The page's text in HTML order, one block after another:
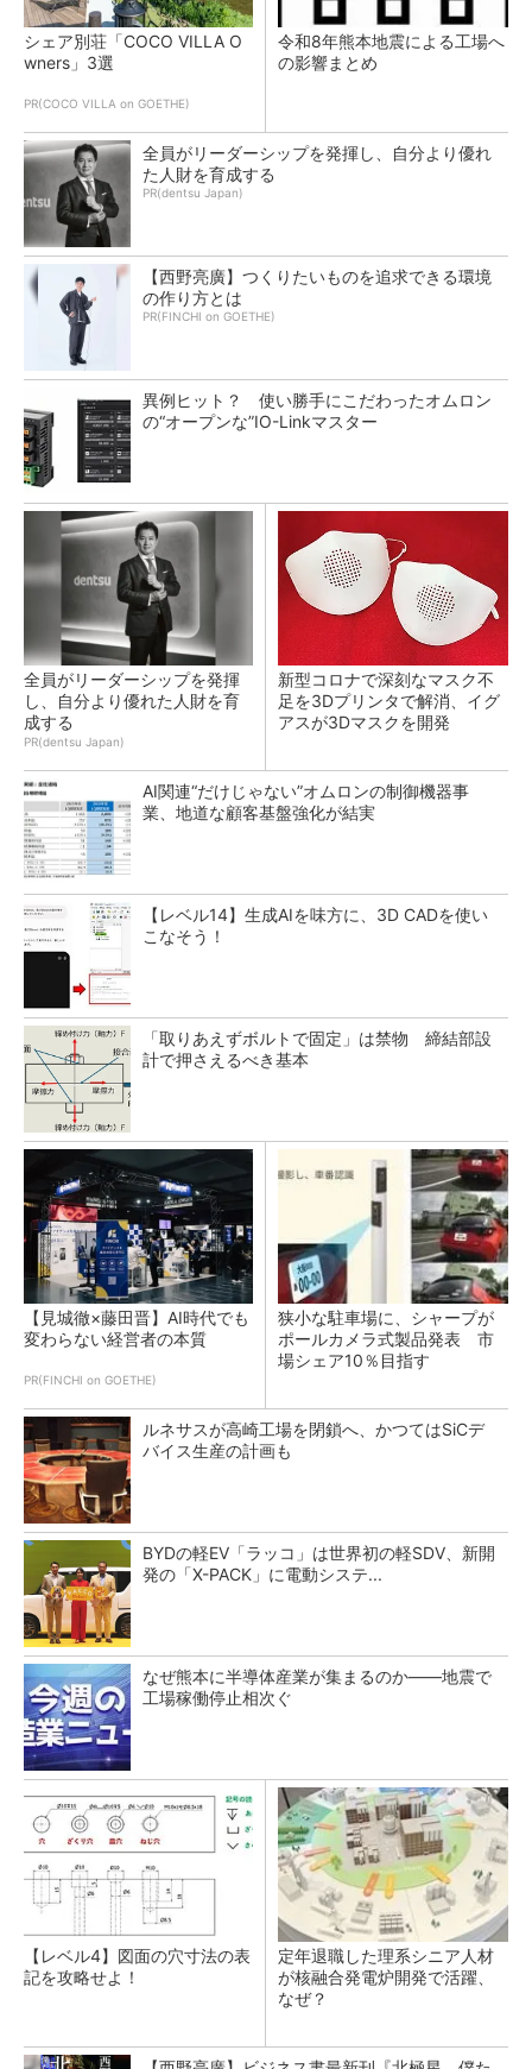
シェア別荘「COCO VILLA O
wners」3選
PR(COCO VILLA on GOETHE)
令和8年熊本地震による工場へ
の影響まとめ
全員がリーダーシップを発揮し、自分より優れ
た人財を育成する
PR(dentsu Japan)
【西野亮廣】つくりたいものを追求できる環境
の作り方とは
PR(FINCHI on GOETHE)
異例ヒット？ 使い勝手にこだわったオムロン
の“オープンな”IO-Linkマスター
全員がリーダーシップを発揮
し、自分より優れた人財を育
成する
PR(dentsu Japan)
新型コロナで深刻なマスク不
足を3Dプリンタで解消、イグ
アスが3Dマスクを開発
AI関連“だけじゃない”オムロンの制御機器事
業、地道な顧客基盤強化が結実
【レベル14】生成AIを味方に、3D CADを使い
こなそう！
「取りあえずボルトで固定」は禁物 締結部設
計で押さえるべき基本
【見城徹×藤田晋】AI時代でも
変わらない経営者の本質
PR(FINCHI on GOETHE)
狭小な駐車場に、シャープが
ポールカメラ式製品発表 市
場シェア10％目指す
ルネサスが高崎工場を閉鎖へ、かつてはSiCデ
バイス生産の計画も
BYDの軽EV「ラッコ」は世界初の軽SDV、新開
発の「X-PACK」に電動システ...
なぜ熊本に半導体産業が集まるのか――地震で
工場稼働停止相次ぐ
【レベル4】図面の穴寸法の表
記を攻略せよ！
定年退職した理系シニア人材
が核融合発電炉開発で活躍、
なぜ？